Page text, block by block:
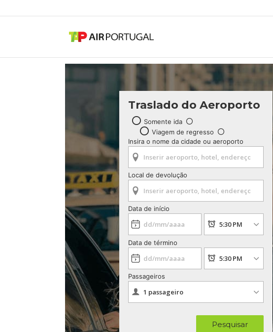
Traslado do Aeroporto
Somente ida
Viagem de regresso
Insira o nome da cidade ou aeroporto
Local de devolução
Data de início
Data de término
Passageiros
Pesquisar